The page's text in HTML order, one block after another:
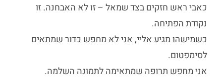
כאבי ראש חזקים בצד שמאל – זו לא האבחנה. זו
נקודת הפתיחה.
כשמישהו מגיע אליי, אני לא מחפש כדור שמתאים
לסימפטום.
אני מחפש תרופה שמתאימה לתמונה השלמה.